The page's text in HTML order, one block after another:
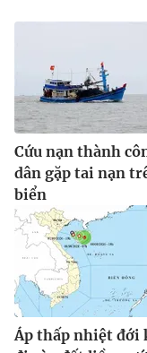
Cứu nạn thành
dân gặp tai nạn
biển
Áp thấp nhiệt đới